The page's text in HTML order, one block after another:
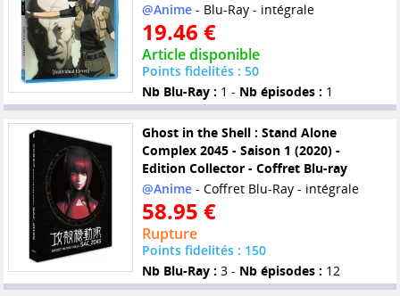
@Anime- Blu-Ray - intégrale
19.46 €
Article disponible
Points fidelités : 50
Nb Blu-Ray : 1 - Nb épisodes : 1
Ghost in the Shell : Stand Alone
Complex 2045 - Saison 1 (2020) -
Edition Collector - Coffret Blu-ray
@Anime- Coffret Blu-Ray - intégrale
58.95 €
Rupture
Points fidelités : 150
Nb Blu-Ray : 3 - Nb épisodes : 12